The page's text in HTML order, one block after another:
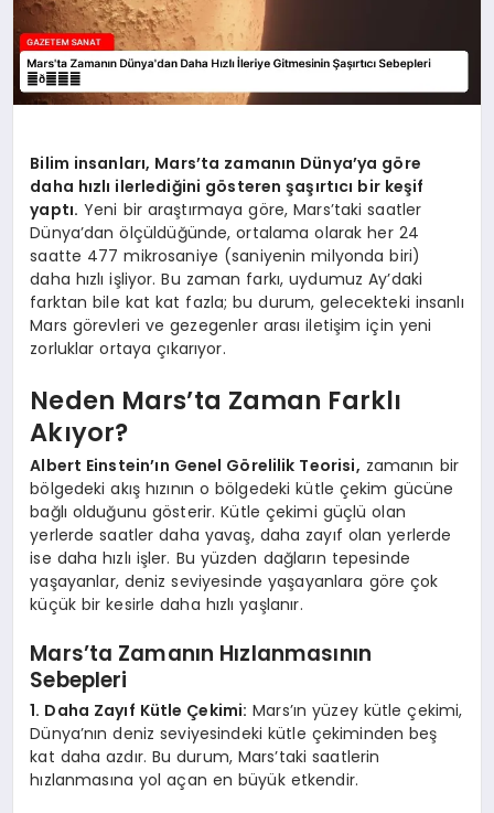
Bilim insanları, Mars’ta zamanın Dünya’ya göre
daha hızlı ilerlediğini gösteren şaşırtıcı bir keşif
yaptı. Yeni bir araştırmaya göre, Mars’taki saatler
Dünya’dan ölçüldüğünde, ortalama olarak her 24
saatte 477 mikrosaniye (saniyenin milyonda biri)
daha hızlı işliyor. Bu zaman farkı, uydumuz Ay’daki
farktan bile kat kat fazla; bu durum, gelecekteki insanlı
Mars görevleri ve gezegenler arası iletişim için yeni
zorluklar ortaya çıkarıyor.
Neden Mars’ta Zaman Farklı
Akıyor?
Albert Einstein’ın Genel Görelilik Teorisi, zamanın bir
bölgedeki akış hızının o bölgedeki kütle çekim gücüne
bağlı olduğunu gösterir. Kütle çekimi güçlü olan
yerlerde saatler daha yavaş, daha zayıf olan yerlerde
ise daha hızlı işler. Bu yüzden dağların tepesinde
yaşayanlar, deniz seviyesinde yaşayanlara göre çok
küçük bir kesirle daha hızlı yaşlanır.
Mars’ta Zamanın Hızlanmasının
Sebepleri
1. Daha Zayıf Kütle Çekimi: Mars’ın yüzey kütle çekimi,
Dünya’nın deniz seviyesindeki kütle çekiminden beş
kat daha azdır. Bu durum, Mars’taki saatlerin
hızlanmasına yol açan en büyük etkendir.